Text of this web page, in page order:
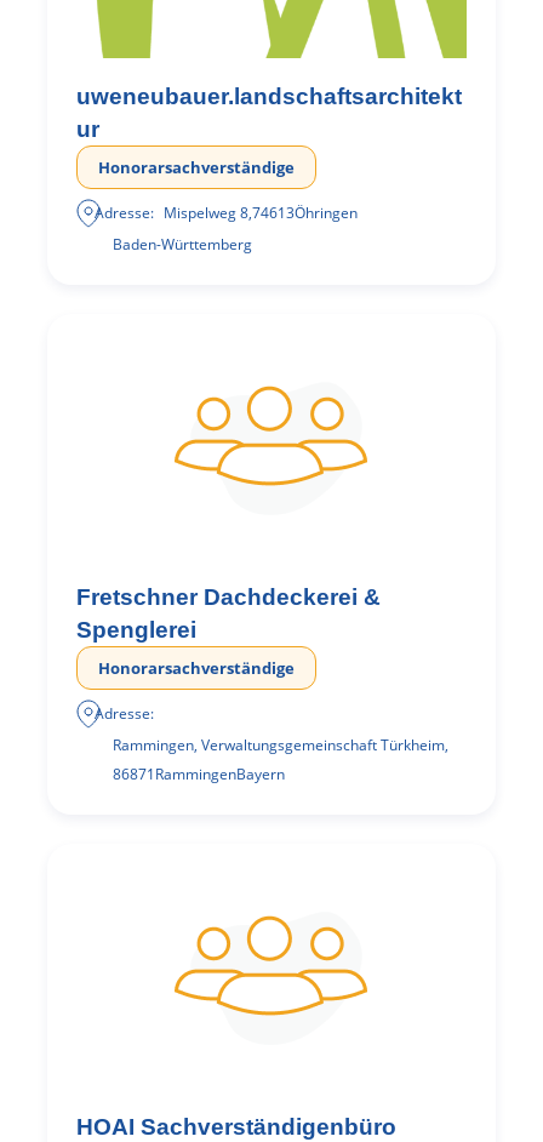
uweneubauer.landschaftsarchitekt
ur
Honorarsachverständige
Adresse: Mispelweg 8,74613Öhringen
Baden-Württemberg
Fretschner Dachdeckerei &
Spenglerei
Honorarsachverständige
Adresse:
Rammingen, Verwaltungsgemeinschaft Türkheim,
86871RammingenBayern
HOAI Sachverständigenbüro